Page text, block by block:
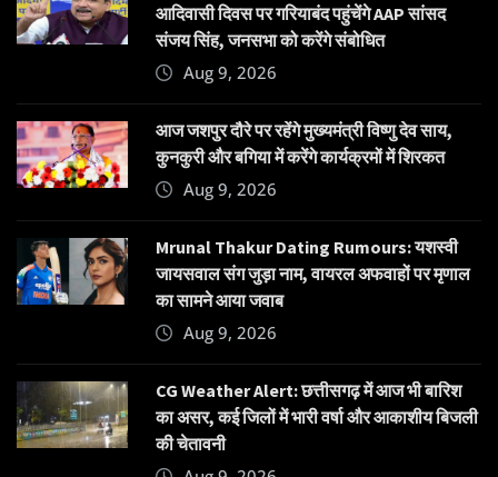
आदिवासी दिवस पर गरियाबंद पहुंचेंगे AAP सांसद
संजय सिंह, जनसभा को करेंगे संबोधित
Aug 9, 2026
आज जशपुर दौरे पर रहेंगे मुख्यमंत्री विष्णु देव साय,
कुनकुरी और बगिया में करेंगे कार्यक्रमों में शिरकत
Aug 9, 2026
Mrunal Thakur Dating Rumours: यशस्वी
जायसवाल संग जुड़ा नाम, वायरल अफवाहों पर मृणाल
का सामने आया जवाब
Aug 9, 2026
CG Weather Alert: छत्तीसगढ़ में आज भी बारिश
का असर, कई जिलों में भारी वर्षा और आकाशीय बिजली
की चेतावनी